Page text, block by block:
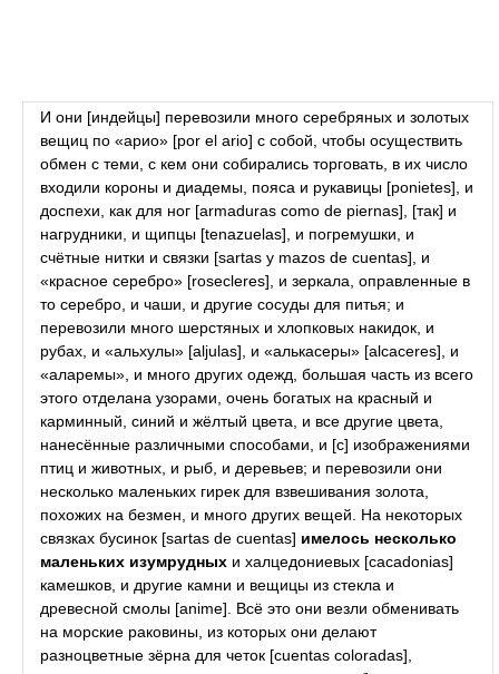
И они [индейцы] перевозили много серебряных и золотых
вещиц по «арио» [por el ario] с собой, чтобы осуществить
обмен с теми, с кем они собирались торговать, в их число
входили короны и диадемы, пояса и рукавицы [ponietes], и
доспехи, как для ног [armaduras como de piernas], [так] и
нагрудники, и щипцы [tenazuelas], и погремушки, и
счётные нитки и связки [sartas y mazos de cuentas], и
«красное серебро» [rosecleres], и зеркала, оправленные в
то серебро, и чаши, и другие сосуды для питья; и
перевозили много шерстяных и хлопковых накидок, и
рубах, и «альхулы» [aljulas], и «алькасеры» [alcaceres], и
«аларемы», и много других одежд, большая часть из всего
этого отделана узорами, очень богатых на красный и
карминный, синий и жёлтый цвета, и все другие цвета,
нанесённые различными способами, и [с] изображениями
птиц и животных, и рыб, и деревьев; и перевозили они
несколько маленьких гирек для взвешивания золота,
похожих на безмен, и много других вещей. На некоторых
связках бусинок [sartas de cuentas] имелось несколько
маленьких изумрудных и халцедониевых [cacadonias]
камешков, и другие камни и вещицы из стекла и
древесной смолы [anime]. Всё это они везли обменивать
на морские раковины, из которых они делают
разноцветные зёрна для четок [cuentas coloradas],